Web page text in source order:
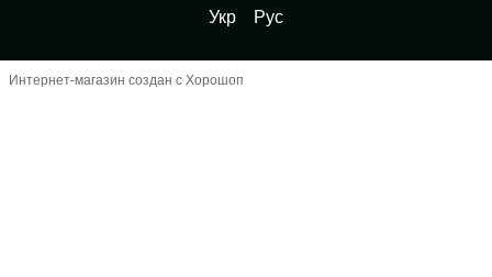
Укр Рус
Интернет-магазин создан с Хорошоп